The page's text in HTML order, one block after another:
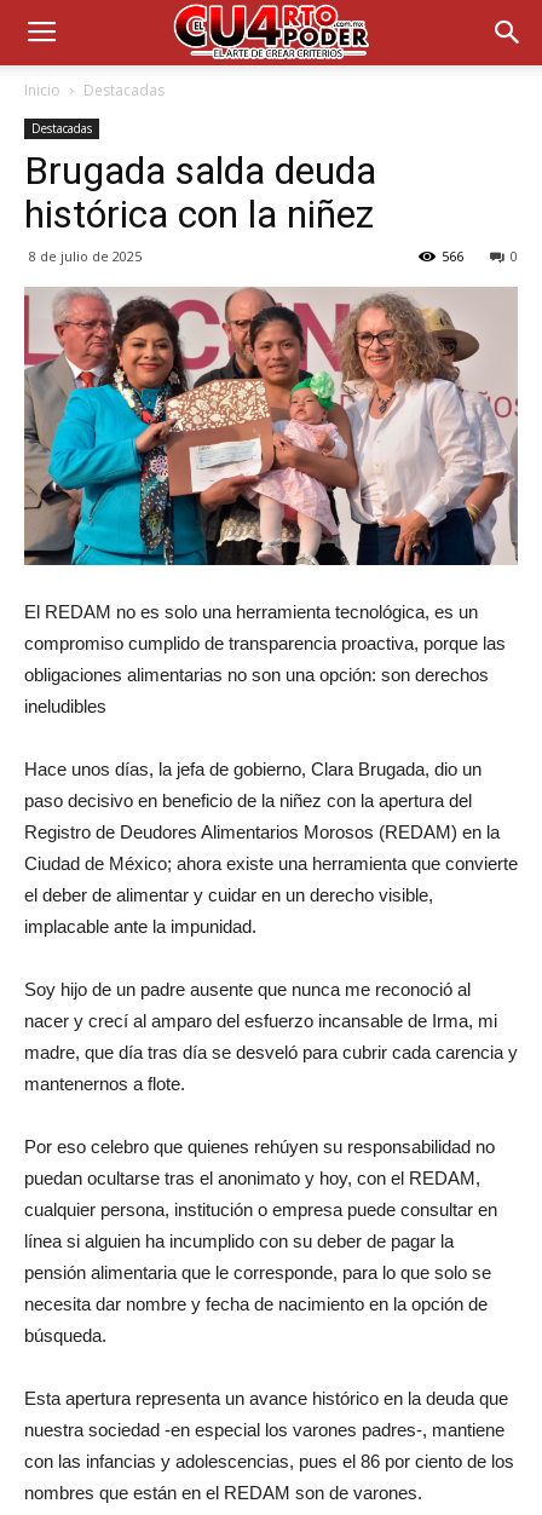
Inicio Destacadas
Destacadas
Brugada salda deuda
histórica con la niñez
8 de julio de 2025 0
566
El REDAM no es solo una herramienta tecnológica, es un
compromiso cumplido de transparencia proactiva, porque las
obligaciones alimentarias no son una opción: son derechos
ineludibles
Hace unos días, la jefa de gobierno, Clara Brugada, dio un
paso decisivo en beneficio de la niñez con la apertura del
Registro de Deudores Alimentarios Morosos (REDAM) en la
Ciudad de México; ahora existe una herramienta que convierte
el deber de alimentar y cuidar en un derecho visible,
implacable ante la impunidad.
Soy hijo de un padre ausente que nunca me reconoció al
nacer y crecí al amparo del esfuerzo incansable de Irma, mi
madre, que día tras día se desveló para cubrir cada carencia y
mantenernos a flote.
Por eso celebro que quienes rehúyen su responsabilidad no
puedan ocultarse tras el anonimato y hoy, con el REDAM,
cualquier persona, institución o empresa puede consultar en
línea si alguien ha incumplido con su deber de pagar la
pensión alimentaria que le corresponde, para lo que solo se
necesita dar nombre y fecha de nacimiento en la opción de
búsqueda.
Esta apertura representa un avance histórico en la deuda que
nuestra sociedad -en especial los varones padres-, mantiene
con las infancias y adolescencias, pues el 86 por ciento de los
nombres que están en el REDAM son de varones.